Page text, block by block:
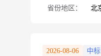
省份地区： 北
2026-08-06 中